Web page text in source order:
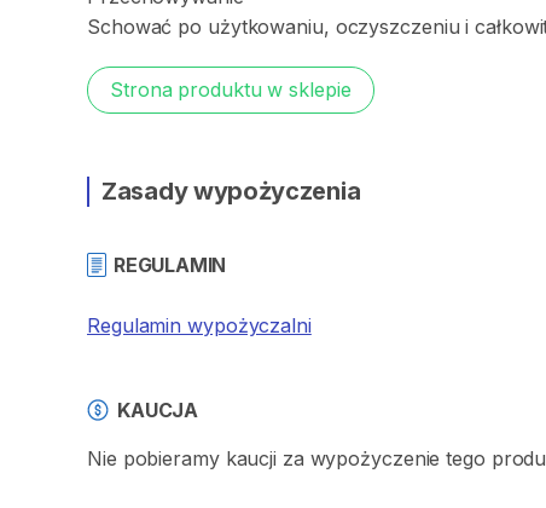
Schować po użytkowaniu​,​ oczyszczeniu i
Strona produktu w sklepie
Zasady wypożyczenia
REGULAMIN
Regulamin wypożyczalni
KAUCJA
Nie pobieramy kaucji za wypożyczenie tego